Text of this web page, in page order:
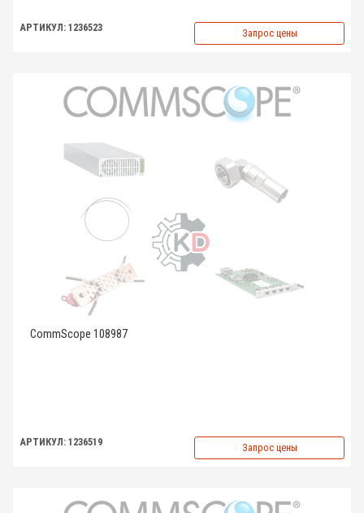
АРТИКУЛ: 1236523 Запрос цены
CommScope 108987
АРТИКУЛ: 1236519 Запрос цены